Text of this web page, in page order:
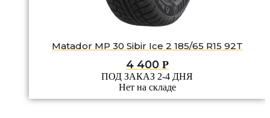
Matador MP 30 Sibir Ice 2 185/65 R15 92T
4 400 Р
ПОД ЗАКАЗ 2-4 ДНЯ
Нет на складе